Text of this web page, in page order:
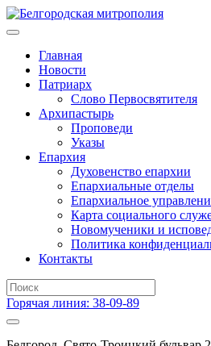
Главная
Новости
Патриарх
Слово Первосвятителя
Архипастырь
Проповеди
Указы
Епархия
Духовенство епархии
Епархиальные отделы
Епархиальное
Карта социального
Новомученики и
Политика
Контакты
Горячая линия: 38-09-89